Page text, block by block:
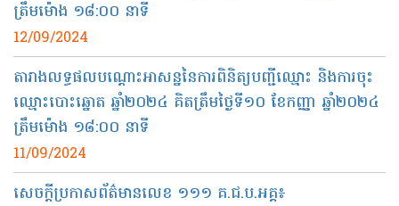
ត្រឹមម៉ោង ១៨:០០ នាទី
12/09/2024
តារាងលទ្ធផលបណ្តោះអាសន្ននៃការពិនិត្យបញ្ជីឈ្មោះ និងការចុះ
ឈ្មោះបោះឆ្នោត ឆ្នាំ២០២៤ គិតត្រឹមថ្ងៃទី១០ ខែកញ្ញា ឆ្នាំ២០២៤
ត្រឹមម៉ោង ១៨:០០ នាទី
11/09/2024
សេចក្តីប្រកាសព័ត៌មានលេខ ១១១ គ.ជ.ប.អគ្គ៖